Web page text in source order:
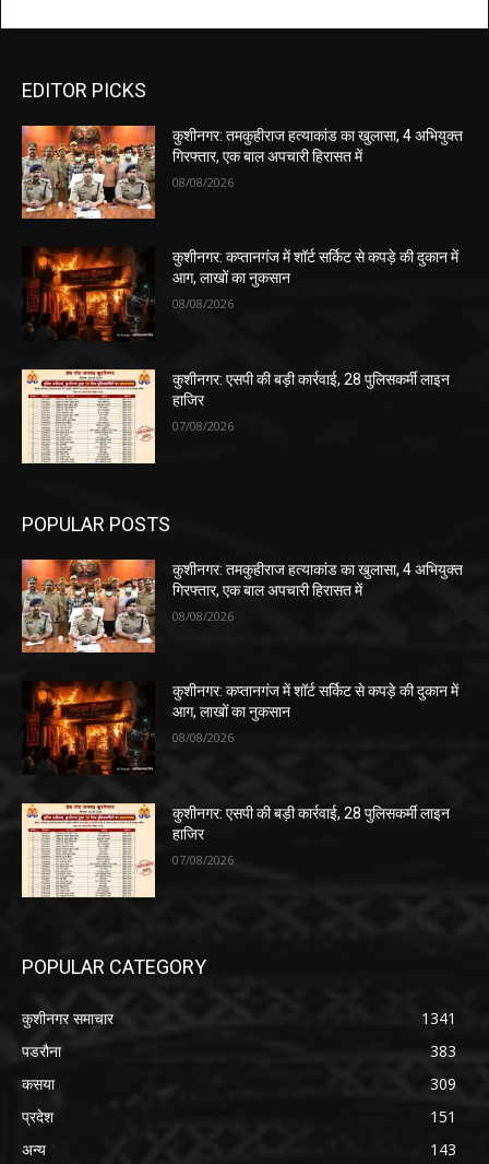
EDITOR PICKS
कुशीनगर: तमकुहीराज हत्याकांड का खुलासा, 4 अभियुक्त
गिरफ्तार, एक बाल अपचारी हिरासत में
08/08/2026
कुशीनगर: कप्तानगंज में शॉर्ट सर्किट से कपड़े की दुकान में
आग, लाखों का नुकसान
08/08/2026
कुशीनगर: एसपी की बड़ी कार्रवाई, 28 पुलिसकर्मी लाइन
हाजिर
07/08/2026
POPULAR POSTS
कुशीनगर: तमकुहीराज हत्याकांड का खुलासा, 4 अभियुक्त
गिरफ्तार, एक बाल अपचारी हिरासत में
08/08/2026
कुशीनगर: कप्तानगंज में शॉर्ट सर्किट से कपड़े की दुकान में
आग, लाखों का नुकसान
08/08/2026
कुशीनगर: एसपी की बड़ी कार्रवाई, 28 पुलिसकर्मी लाइन
हाजिर
07/08/2026
POPULAR CATEGORY
कुशीनगर समाचार
1341
पडरौना
383
कसया
309
प्रदेश
151
अन्य
143